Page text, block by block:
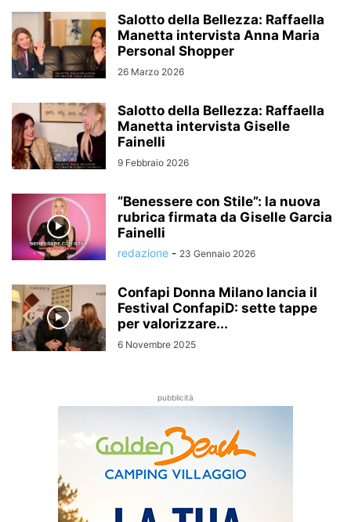
Salotto della Bellezza: Raffaella
Manetta intervista Anna Maria
Personal Shopper
26 Marzo 2026
Salotto della Bellezza: Raffaella
Manetta intervista Giselle
Fainelli
9 Febbraio 2026
“Benessere con Stile”: la nuova
rubrica firmata da Giselle Garcia
Fainelli
redazione - 23 Gennaio 2026
Confapi Donna Milano lancia il
Festival ConfapiD: sette tappe
per valorizzare...
6 Novembre 2025
pubblicità